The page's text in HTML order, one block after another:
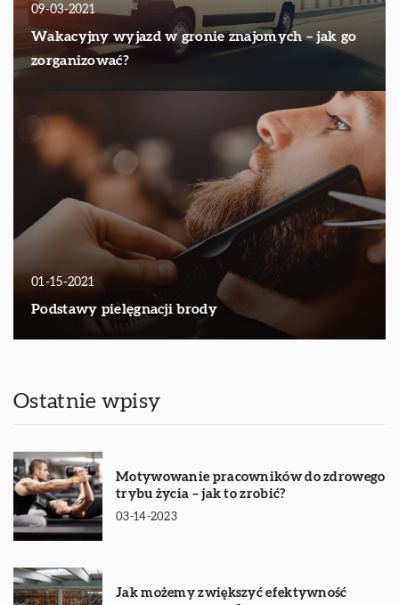
09-03-2021
Wakacyjny wyjazd w gronie znajomych – jak go
zorganizować?
01-15-2021
Podstawy pielęgnacji brody
Ostatnie wpisy
Motywowanie pracowników do zdrowego
trybu życia – jak to zrobić?
03-14-2023
Jak możemy zwiększyć efektywność